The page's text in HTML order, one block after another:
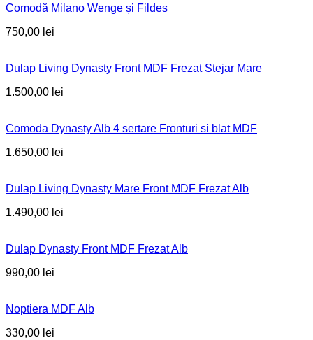
Comodă Milano Wenge și Fildes
750,00 lei
Dulap Living Dynasty Front MDF Frezat Stejar Mare
1.500,00 lei
Comoda Dynasty Alb 4 sertare Fronturi si blat MDF
1.650,00 lei
Dulap Living Dynasty Mare Front MDF Frezat Alb
1.490,00 lei
Dulap Dynasty Front MDF Frezat Alb
990,00 lei
Noptiera MDF Alb
330,00 lei